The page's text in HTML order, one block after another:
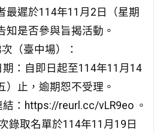
最遲於114年11月2日（星期
知是否參與旨揭活動。
（臺中場）：
期：自即日起至114年11月14
）止，逾期恕不受理。
：https://reurl.cc/vLR9eo 。
錄取名單於114年11月19日